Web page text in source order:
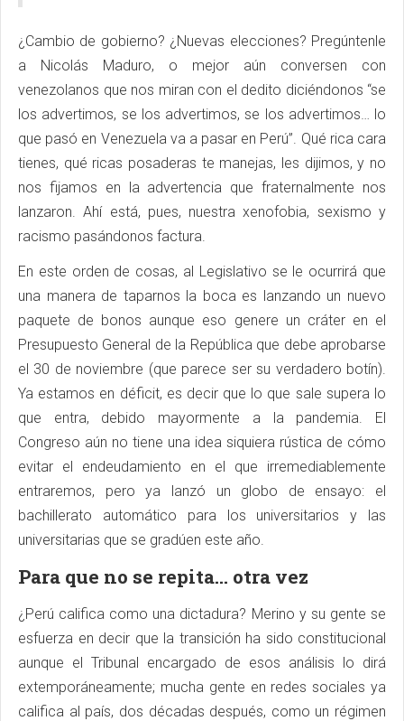
¿Cambio de gobierno? ¿Nuevas elecciones? Pregúntenle
a Nicolás Maduro, o mejor aún conversen con
venezolanos que nos miran con el dedito diciéndonos “se
los advertimos, se los advertimos, se los advertimos… lo
que pasó en Venezuela va a pasar en Perú”. Qué rica cara
tienes, qué ricas posaderas te manejas, les dijimos, y no
nos fijamos en la advertencia que fraternalmente nos
lanzaron. Ahí está, pues, nuestra xenofobia, sexismo y
racismo pasándonos factura.
En este orden de cosas, al Legislativo se le ocurrirá que
una manera de taparnos la boca es lanzando un nuevo
paquete de bonos aunque eso genere un cráter en el
Presupuesto General de la República que debe aprobarse
el 30 de noviembre (que parece ser su verdadero botín).
Ya estamos en déficit, es decir que lo que sale supera lo
que entra, debido mayormente a la pandemia. El
Congreso aún no tiene una idea siquiera rústica de cómo
evitar el endeudamiento en el que irremediablemente
entraremos, pero ya lanzó un globo de ensayo: el
bachillerato automático para los universitarios y las
universitarias que se gradúen este año.
Para que no se repita… otra vez
¿Perú califica como una dictadura? Merino y su gente se
esfuerza en decir que la transición ha sido constitucional
aunque el Tribunal encargado de esos análisis lo dirá
extemporáneamente; mucha gente en redes sociales ya
califica al país, dos décadas después, como un régimen